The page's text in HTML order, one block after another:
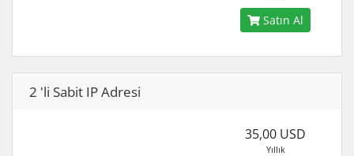
Satın Al
2 'li Sabit IP Adresi
35,00 USD
Yıllık